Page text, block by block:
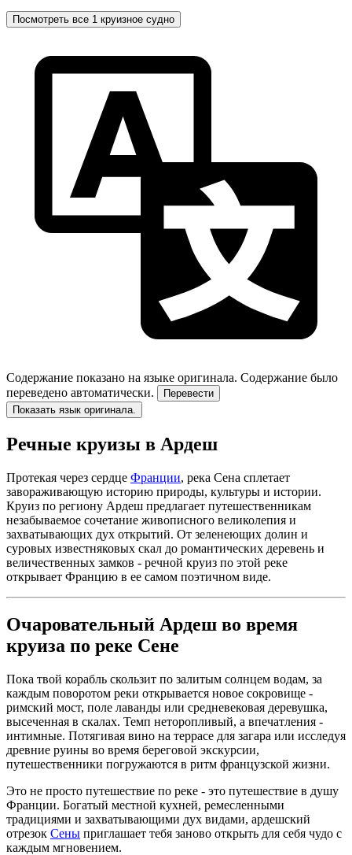
Посмотреть все 1 круизное судно
Содержание показано на языке оригинала. Содержание было
переведено автоматически.
Перевести
Показать язык оригинала.
Речные круизы в Ардеш
Протекая через сердце Франции, река Сена сплетает
завораживающую историю природы, культуры и истории.
Круиз по региону Ардеш предлагает путешественникам
незабываемое сочетание живописного великолепия и
захватывающих дух открытий. От зеленеющих долин и
суровых известняковых скал до романтических деревень и
величественных замков - речной круиз по этой реке
открывает Францию в ее самом поэтичном виде.
Очаровательный Ардеш во время
круиза по реке Сене
Пока твой корабль скользит по залитым солнцем водам, за
каждым поворотом реки открывается новое сокровище -
римский мост, поле лаванды или средневековая деревушка,
высеченная в скалах. Темп неторопливый, а впечатления -
интимные. Потягивая вино на террасе для загара или исследуя
древние руины во время береговой экскурсии,
путешественники погружаются в ритм французской жизни.
Это не просто путешествие по реке - это путешествие в душу
Франции. Богатый местной кухней, ремесленными
традициями и захватывающими дух видами, ардешский
отрезок Сены приглашает тебя заново открыть для себя чудо с
каждым мгновением.